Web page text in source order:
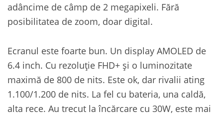
adâncime de câmp de 2 megapixeli. Fără
posibilitatea de zoom, doar digital.
Ecranul este foarte bun. Un display AMOLED de
6.4 inch. Cu rezoluție FHD+ și o luminozitate
maximă de 800 de nits. Este ok, dar rivalii ating
1.100/1.200 de nits. La fel cu bateria, una caldă,
alta rece. Au trecut la încărcare cu 30W, este mai